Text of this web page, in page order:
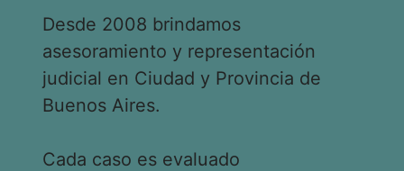
Desde 2008 brindamos
asesoramiento y representación
judicial en Ciudad y Provincia de
Buenos Aires.
Cada caso es evaluado